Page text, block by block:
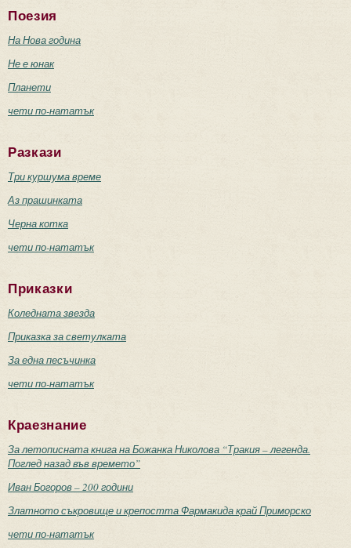
Поезия
На Нова година
Не е юнак
Планети
чети по-нататък
Разкази
Три куршума време
Аз прашинката
Черна котка
чети по-нататък
Приказки
Коледната звезда
Приказка за светулката
За една песъчинка
чети по-нататък
Краезнание
За летописната книга на Божанка Николова “Тракия – легенда.
Поглед назад във времето”
Иван Богоров – 200 години
Златното съкровище и крепостта Фармакида край Приморско
чети по-нататък